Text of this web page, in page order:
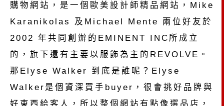
購物網站，是一個歐美設計師精品網站，Mike
Karanikolas 及Michael Mente 兩位好友於
2002 年共同創辦的EMINENT INC所成立
的，旗下還有主要以服飾為主的REVOLVE。
那Elyse Walker 到底是誰呢？Elyse
Walker是個資深買手buyer，很會挑好品牌與
好東西給客人，所以整個網站有點像選品店，